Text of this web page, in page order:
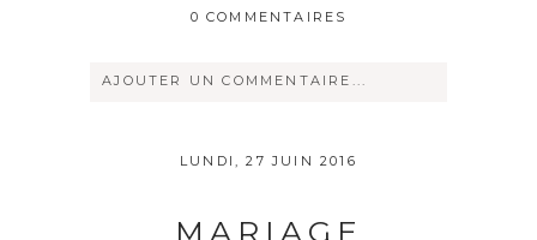
0 COMMENTAIRES
AJOUTER UN COMMENTAIRE...
publique Obligatoire *
LUNDI, 27 JUIN 2016
MARIAGE